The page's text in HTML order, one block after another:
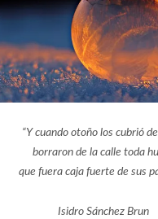
“Y cuando otoño los cubrió
borraron de la calle toda
que fuera caja fuerte de sus
Isidro Sánchez Brun